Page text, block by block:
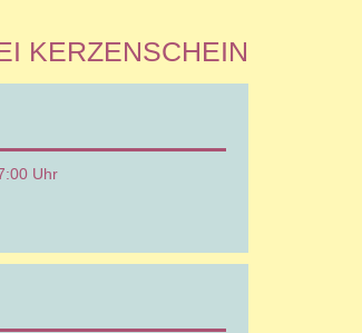
KERZENSCHEIN
Uhr